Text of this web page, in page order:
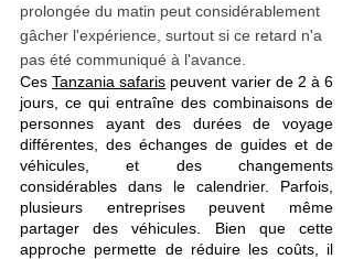
prolongée du matin peut considérablement
gâcher l'expérience, surtout si ce retard n'a
pas été communiqué à l'avance.
Ces Tanzania safaris peuvent varier de 2 à 6
jours, ce qui entraîne des combinaisons de
personnes ayant des durées de voyage
différentes, des échanges de guides et de
véhicules, et des changements
considérables dans le calendrier. Parfois,
plusieurs entreprises peuvent même
partager des véhicules. Bien que cette
approche permette de réduire les coûts, il